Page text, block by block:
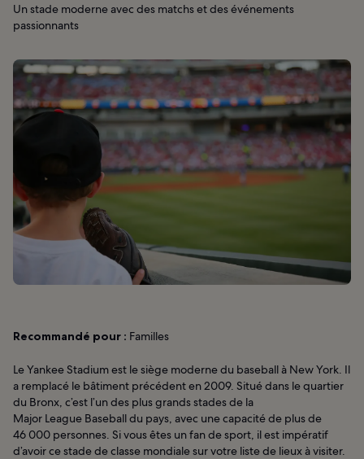
Un stade moderne avec des matchs et des événements
passionnants
Recommandé pour : Familles
Le Yankee Stadium est le siège moderne du baseball à New York. Il
a remplacé le bâtiment précédent en 2009. Situé dans le quartier
du Bronx, c’est l’un des plus grands stades de la
Major League Baseball du pays, avec une capacité de plus de
46 000 personnes. Si vous êtes un fan de sport, il est impératif
d’avoir ce stade de classe mondiale sur votre liste de lieux à visiter.